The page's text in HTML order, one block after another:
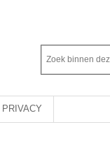
Rechts
Z
o
e
k
Z
o
k
b
PRIVACY